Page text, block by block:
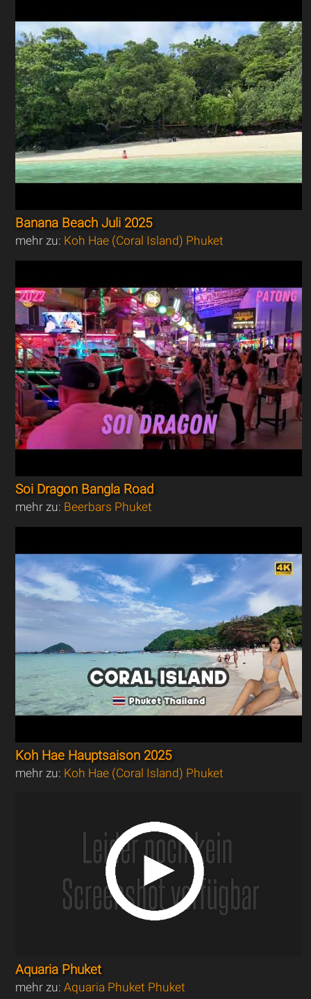
Banana Beach Juli 2025
mehr zu: Koh Hae (Coral Island) Phuket
Soi Dragon Bangla Road
mehr zu: Beerbars Phuket
Koh Hae Hauptsaison 2025
mehr zu: Koh Hae (Coral Island) Phuket
Aquaria Phuket
mehr zu:Aquaria Phuket Phuket